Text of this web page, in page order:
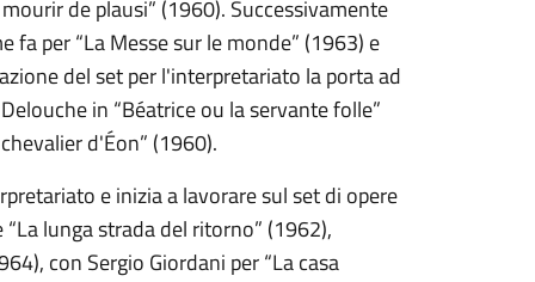
de plausi” (1960). Successivamente
fa per “La Messe sur le monde” (1963) e
del set per l'interpretariato la porta ad
in “Béatrice ou la servante folle”
d'Éon” (1960).
e inizia a lavorare sul set di opere
lunga strada del ritorno” (1962),
con Sergio Giordani per “La casa